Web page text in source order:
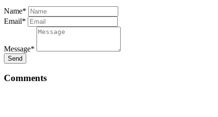
Name*
Email*
Message*
Send
Comments